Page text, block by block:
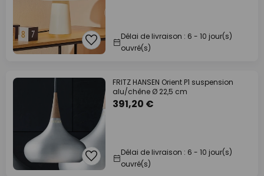
Délai de livraison : 6 - 10 jour(s)
ouvré(s)
FRITZ HANSEN Orient P1 suspension
alu/chêne Ø 22,5 cm
391,20 €
Délai de livraison : 6 - 10 jour(s)
ouvré(s)